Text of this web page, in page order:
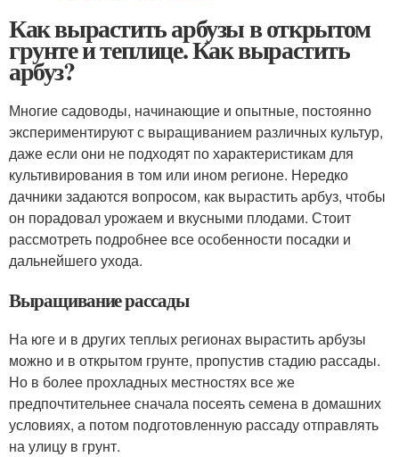
Как вырастить арбузы в открытом
грунте и теплице. Как вырастить
арбуз?
Многие садоводы, начинающие и опытные, постоянно
экспериментируют с выращиванием различных культур,
даже если они не подходят по характеристикам для
культивирования в том или ином регионе. Нередко
дачники задаются вопросом, как вырастить арбуз, чтобы
он порадовал урожаем и вкусными плодами. Стоит
рассмотреть подробнее все особенности посадки и
дальнейшего ухода.
Выращивание рассады
На юге и в других теплых регионах вырастить арбузы
можно и в открытом грунте, пропустив стадию рассады.
Но в более прохладных местностях все же
предпочтительнее сначала посеять семена в домашних
условиях, а потом подготовленную рассаду отправлять
на улицу в грунт.